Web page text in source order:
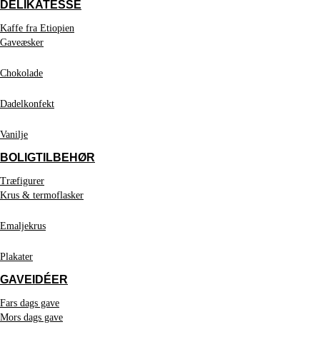
DELIKATESSE
Kaffe fra Etiopien
Gaveæsker
Chokolade
Dadelkonfekt
Vanilje
BOLIGTILBEHØR
Træfigurer
Krus & termoflasker
Emaljekrus
Plakater
GAVEIDÉER
Fars dags gave
Mors dags gave